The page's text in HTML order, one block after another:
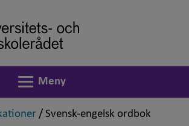
Växla navigering
Meny
,
/ Svensk-engelsk ordbok